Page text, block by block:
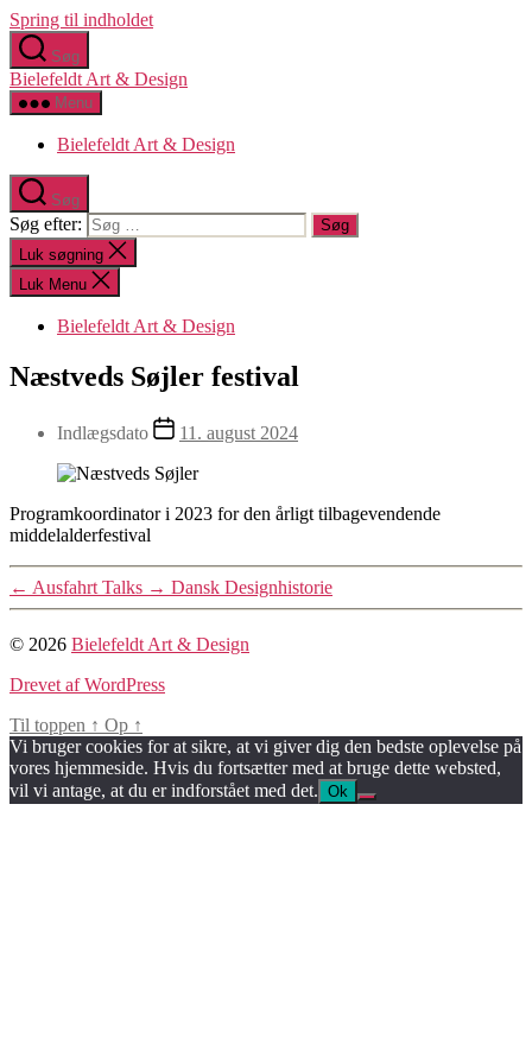
Spring til indholdet
Søg
Bielefeldt Art & Design
Menu
Bielefeldt Art & Design
Søg
Søg efter:
Luk søgning
Luk Menu
Bielefeldt Art & Design
Næstveds Søjler festival
Indlægsdato 11. august 2024
Programkoordinator i 2023 for den årligt tilbagevendende
middelalderfestival
← Ausfahrt Talks → Dansk Designhistorie
© 2026 Bielefeldt Art & Design
Drevet af WordPress
Til toppen ↑ Op ↑
Vi bruger cookies for at sikre, at vi giver dig den bedste oplevelse på
vores hjemmeside. Hvis du fortsætter med at bruge dette websted,
vil vi antage, at du er indforstået med det. Ok